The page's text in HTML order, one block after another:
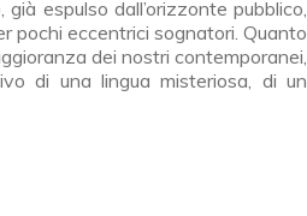
espulso dall’orizzonte pubblico,
pochi eccentrici sognatori. Quanto
dei nostri contemporanei,
di una lingua misteriosa, di un